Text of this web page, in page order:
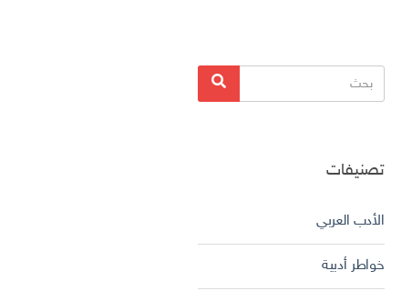
البحث
عن:
بحث
تصنيفات
الأدب العربي
خواطر أدبية